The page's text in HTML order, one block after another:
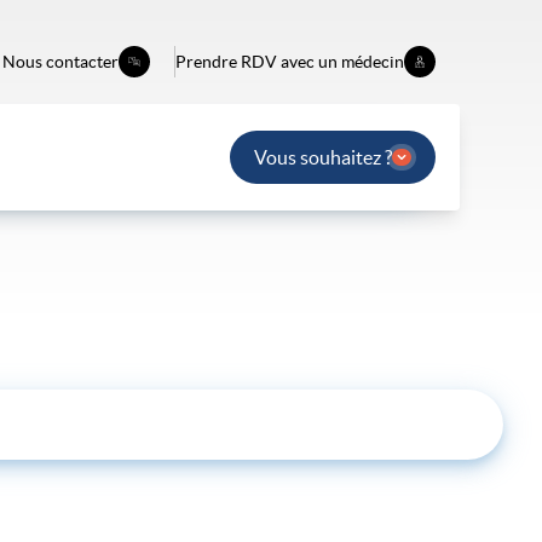
Nous contacter Prendre RDV avec un médecin
Vous souhaitez ?